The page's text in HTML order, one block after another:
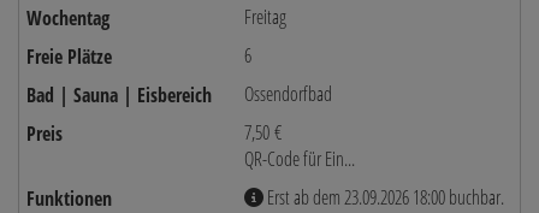
Freitag
6
Ossendorfbad
7,50 €
QR-Code für Ein...
Erst ab dem 23.09.2026 18:00 buchbar.